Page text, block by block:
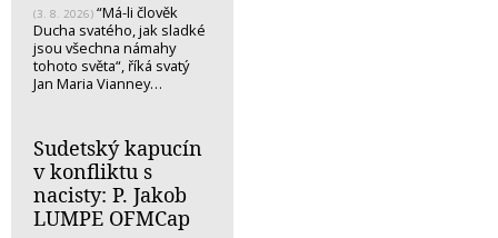
(3. 8. 2026) “Má-li člověk
Ducha svatého, jak sladké
jsou všechna námahy
tohoto světa“, říká svatý
Jan Maria Vianney…
Sudetský kapucín
v konfliktu s
nacisty: P. Jakob
LUMPE OFMCap